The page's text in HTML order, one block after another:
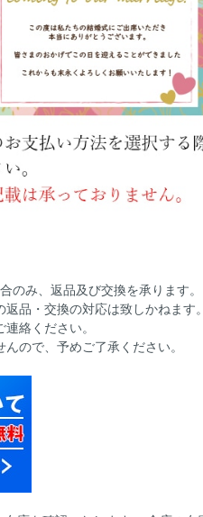
のみ、返品及び交換を承ります。
品・交換の対応は致しかねます。
絡ください。
ので、予めご了承ください。